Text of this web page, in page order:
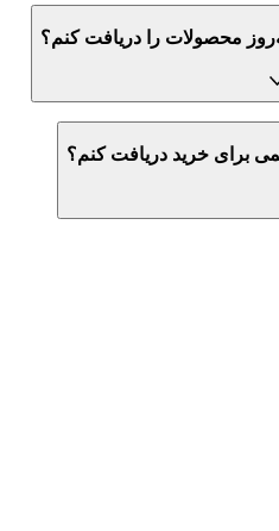
محصولات را دریافت کنم؟
برای خرید دریافت کنم؟